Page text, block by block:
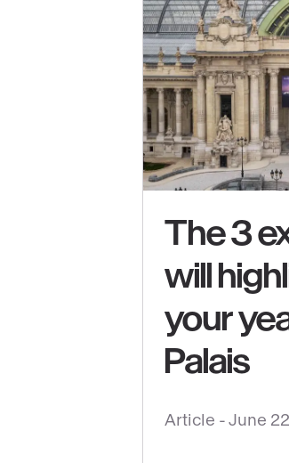
content
The
exhibitions
Article - June
The 3
will
your
Palais